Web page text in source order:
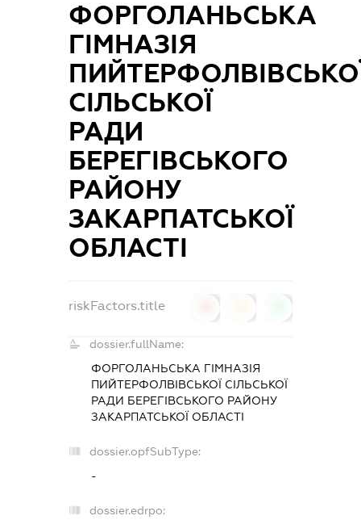
ФОРГОЛАНЬСЬКА
ГІМНАЗІЯ
СІЛЬСЬКОЇ
РАДИ
БЕРЕГІВСЬКОГО
РАЙОНУ
ЗАКАРПАТСЬКОЇ
ОБЛАСТІ
riskFactors.title
dossier.fullName:
ФОРГОЛАНЬСЬКА ГІМНАЗІЯ
ПИЙТЕРФОЛВІВСЬКОЇ СІЛЬСЬКОЇ
РАДИ БЕРЕГІВСЬКОГО РАЙОНУ
ЗАКАРПАТСЬКОЇ ОБЛАСТІ
dossier.opfSubType:
-
dossier.edrpo: